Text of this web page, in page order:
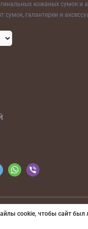
кожаных сумок и
галантереи и
bags-ua.com Все права
cookie, чтобы сайт был